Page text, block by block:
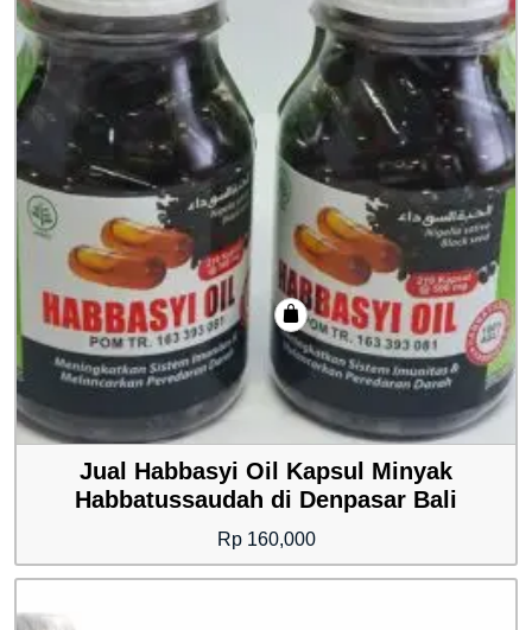
Jual Habbasyi Oil Kapsul Minyak
Habbatussaudah di Denpasar Bali
Rp160,000